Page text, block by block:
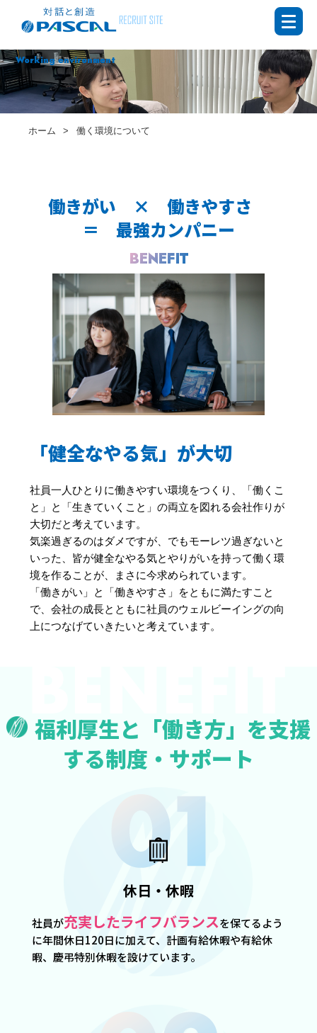
Working environment
ホーム 働く環境について
働きがい × 働きやすさ
＝ 最強カンパニー
BENEFIT
「健全なやる気」が大切
社員一人ひとりに働きやすい環境をつくり、「働くこ
と」と「生きていくこと」の両立を図れる会社作りが
大切だと考えています。
気楽過ぎるのはダメですが、でもモーレツ過ぎないと
いった、皆が健全なやる気とやりがいを持って働く環
境を作ることが、まさに今求められています。
「働きがい」と「働きやすさ」をともに満たすこと
で、会社の成長とともに社員のウェルビーイングの向
上につなげていきたいと考えています。
福利厚生と「働き方」を支援
する制度・サポート
休日・休暇
社員が充実したライフバランスを保てるよう
に年間休日120日に加えて、計画有給休暇や有給休
暇、慶弔特別休暇を設けています。